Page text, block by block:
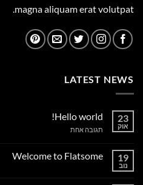
magna aliquam erat volutpat.
LATEST NEWS
23
אוק
Hello world!
תגובה אחתעל
19
נוב
Welcome to Flatsome